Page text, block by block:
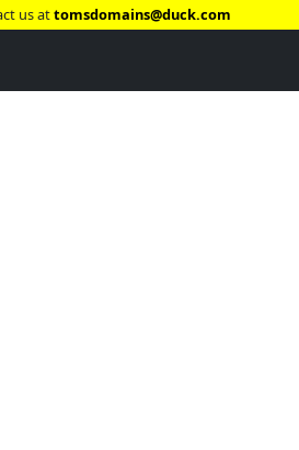
us attomsdomains@duck.com